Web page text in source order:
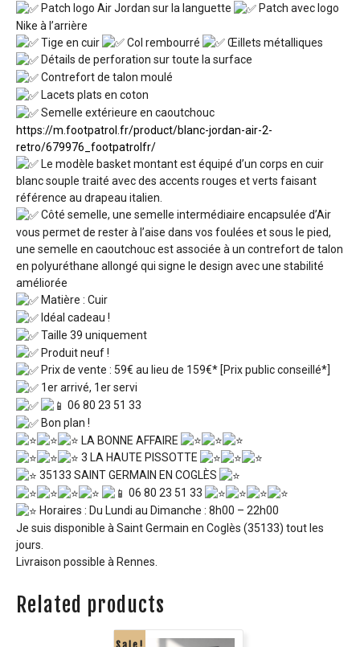
Patch logo Air Jordan sur la languette
Patch avec logo
Nike à l’arrière
Tige en cuir
Col rembourré
Œillets métalliques
Détails de perforation sur toute la surface
Contrefort de talon moulé
Lacets plats en coton
Semelle extérieure en caoutchouc
https://m.footpatrol.fr/product/blanc-jordan-air-2-
retro/679976_footpatrolfr/
Le modèle basket montant est équipé d’un corps en cuir
blanc souple traité avec des accents rouges et verts faisant
référence au drapeau italien.
Côté semelle, une semelle intermédiaire encapsulée d’Air
vous permet de rester à l’aise dans vos foulées et sous le pied,
une semelle en caoutchouc est associée à un contrefort de talon
en polyuréthane allongé qui signe le design avec une stabilité
améliorée
Matière : Cuir
Idéal cadeau !
Taille 39 uniquement
Produit neuf !
Prix de vente : 59€ au lieu de 159€* [Prix public conseillé*]
1er arrivé, 1er servi
06 80 23 51 33
Bon plan !
LA BONNE AFFAIRE
3 LA HAUTE PISSOTTE
35133 SAINT GERMAIN EN COGLÈS
06 80 23 51 33
Horaires : Du Lundi au Dimanche : 8h00 – 22h00
Je suis disponible à Saint Germain en Coglès (35133) tout les
jours.
Livraison possible à Rennes.
Related products
Sale!